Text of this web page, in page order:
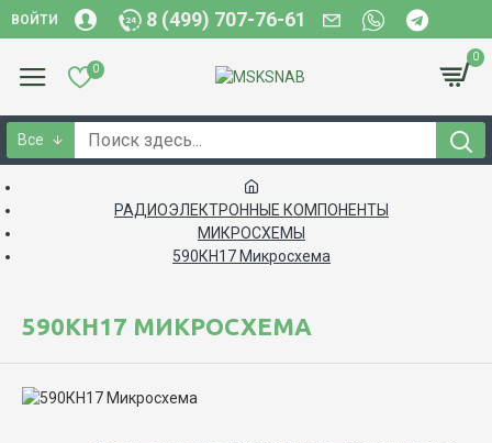
ВОЙТИ 8 (499) 707-76-61
0
0
Все
РАДИОЭЛЕКТРОННЫЕ КОМПОНЕНТЫ
МИКРОСХЕМЫ
590КН17 Микросхема
590КН17 МИКРОСХЕМА